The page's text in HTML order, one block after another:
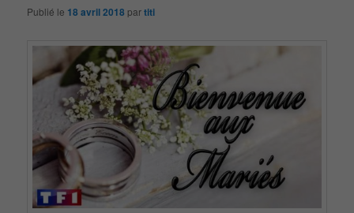
Publié le 18 avril 2018 partiti